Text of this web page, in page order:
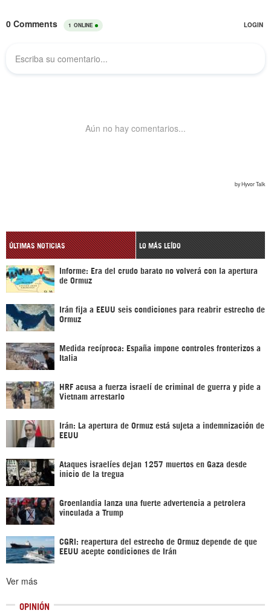
ÚLTIMAS NOTICIAS LO MÁS LEÍDO
Informe: Era del crudo barato no volverá con la apertura
de Ormuz
Irán fija a EEUU seis condiciones para reabrir estrecho de
Ormuz
Medida recíproca: España impone controles fronterizos a
Italia
HRF acusa a fuerza israelí de criminal de guerra y pide a
Vietnam arrestarlo
Irán: La apertura de Ormuz está sujeta a indemnización de
EEUU
Ataques israelíes dejan 1257 muertos en Gaza desde
inicio de la tregua
Groenlandia lanza una fuerte advertencia a petrolera
vinculada a Trump
CGRI: reapertura del estrecho de Ormuz depende de que
EEUU acepte condiciones de Irán
Ver más
OPINIÓN